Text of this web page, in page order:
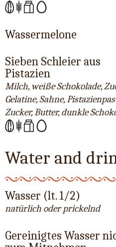
Wassermelone
Sieben Schleier aus
Pistazien
Milch, weiße Schokolade,
Gelatine, Sahne,
Zucker, Butter, dunkle
Water and
Wasser (lt. 1/2)
natürlich oder prickelnd
Gereinigtes Wasser